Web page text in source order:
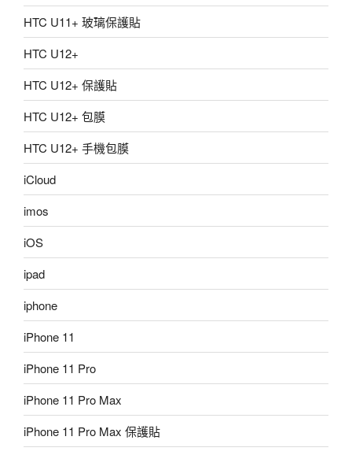
HTC U11+ 玻璃保護貼
HTC U12+
HTC U12+ 保護貼
HTC U12+ 包膜
HTC U12+ 手機包膜
iCloud
imos
iOS
ipad
iphone
iPhone 11
iPhone 11 Pro
iPhone 11 Pro Max
iPhone 11 Pro Max 保護貼